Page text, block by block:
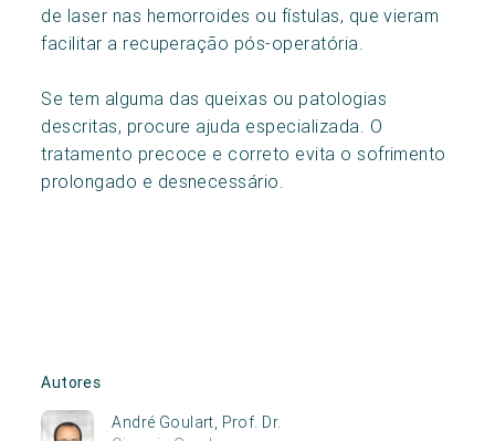
de laser nas hemorroides ou fístulas, que vieram
facilitar a recuperação pós-operatória.
Se tem alguma das queixas ou patologias
descritas, procure ajuda especializada. O
tratamento precoce e correto evita o sofrimento
prolongado e desnecessário.
Autores
André Goulart, Prof. Dr.